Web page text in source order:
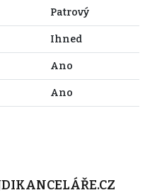
Patrový
Ihned
Ano
Ano